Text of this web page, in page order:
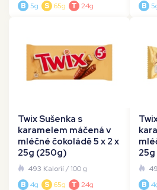
B 5g S 65g T 24g
B
Twix Sušenka s
karamelem máčená v
mléčné čokoládě 5 x 2 x
25g (250g)
493 Kalorií/ 100 g
B 4g S 65g T 24g
25g
B